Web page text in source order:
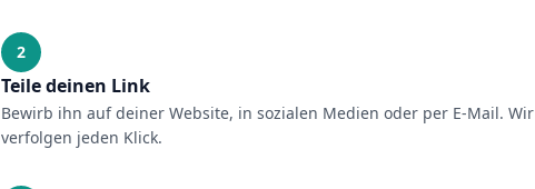
2
Teile deinen Link
Bewirb ihn auf deiner Website, in sozialen Medien oder per E-Mail. Wir
verfolgen jeden Klick.